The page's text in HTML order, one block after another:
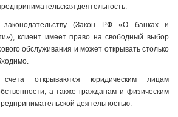
деятельность.
законодательству (Закон РФ «О банках и
клиент имеет право на свободный выбор
обслуживания и может открывать столько
открываются юридическим лицам
а также гражданам и физическим
деятельностью.